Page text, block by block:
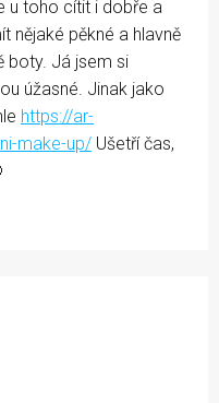
u toho cítit i dobře a
nějaké pěkné a hlavně
boty. Já jsem si
úžasné. Jinak jako
https://ar-
make-up/ Ušetří čas,